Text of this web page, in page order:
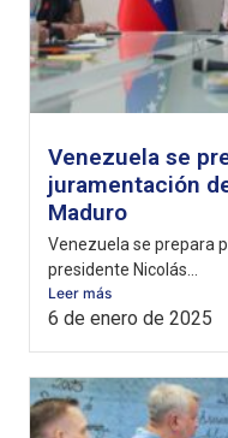
Venezuela se
juramentación
Maduro
Venezuela se prepara
presidente Nicolás...
Leer más
6 de enero de 2025